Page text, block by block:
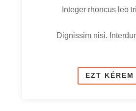
Integer rhoncus leo
Dignissim nisi.
EZT KÉREM